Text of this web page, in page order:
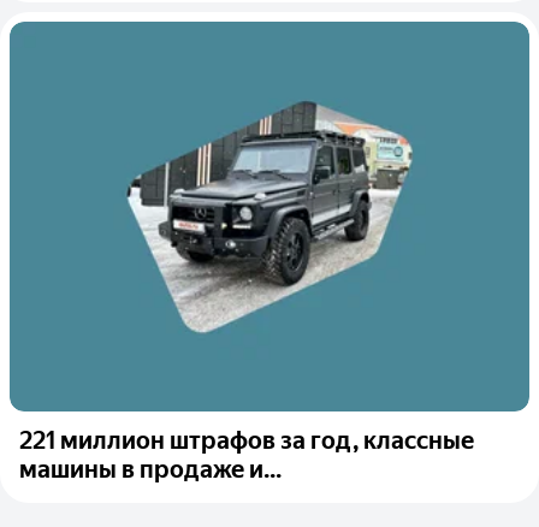
221 миллион штрафов за год, классные
машины в продаже и...